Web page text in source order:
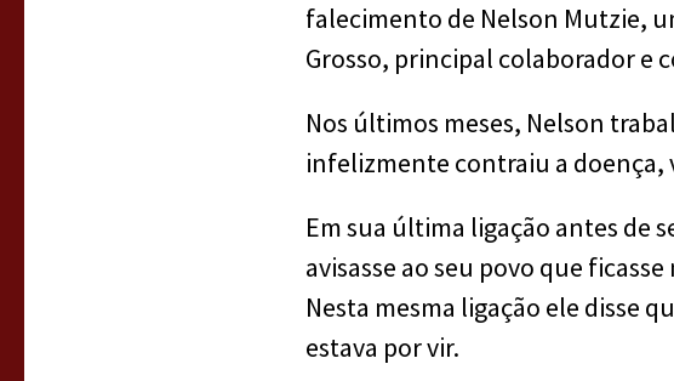
falecimento de Nelson Mutzie,
Grosso, principal colaborador e
Nos últimos meses, Nelson
infelizmente contraiu a doença,
Em sua última ligação antes de
avisasse ao seu povo que
Nesta mesma ligação ele disse
estava por vir.